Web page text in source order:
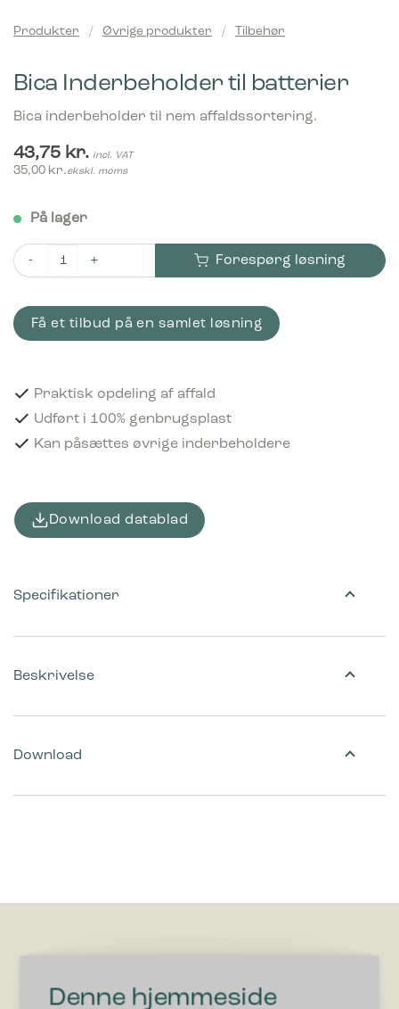
Denne hjemmeside
Produkter / Øvrige produkter / Tilbehør
Bica Inderbeholder til batterier
Bica inderbeholder til nem affaldssortering.
43,75 kr. incl. VAT
35,00 kr.ekskl. moms
På lager
Bica Inderbeholder til batterier antal
Forespørg løsning
Få et tilbud på en samlet løsning
Praktisk opdeling af affald
Udført i 100% genbrugsplast
Kan påsættes øvrige inderbeholdere
Download datablad
Beskrivelse
Download
Specifikationer